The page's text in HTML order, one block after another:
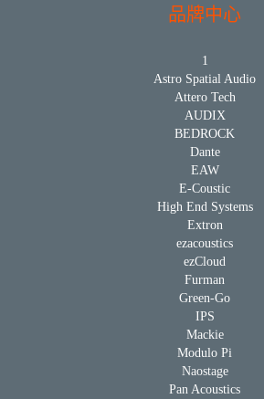
品牌中心
1
Astro Spatial Audio
Attero Tech
AUDIX
BEDROCK
Dante
EAW
E-Coustic
High End Systems
Extron
ezacoustics
ezCloud
Furman
Green-Go
IPS
Mackie
Modulo Pi
Naostage
Pan Acoustics